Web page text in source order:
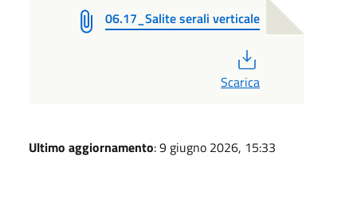
06.17_Salite serali verticale
Scarica
Ultimo aggiornamento: 9 giugno 2026, 15:33